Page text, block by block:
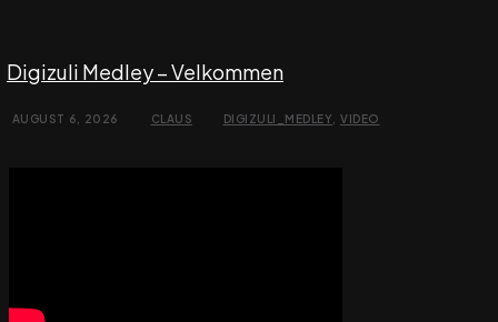
Digizuli Medley – Velkommen
AUGUST 6, 2026 CLAUS DIGIZULI_MEDLEY VIDEO